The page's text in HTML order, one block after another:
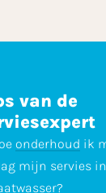
van de
onderhoud ik
mijn servies
?